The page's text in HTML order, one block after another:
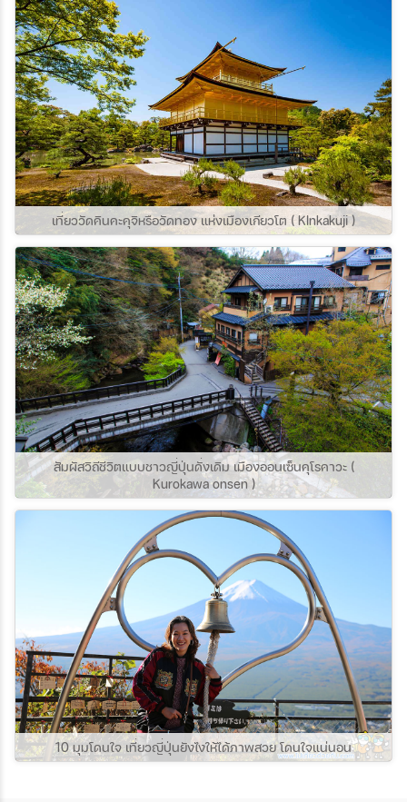
เที่ยววัดคินคะคุจิหรือวัดทอง แห่งเมืองเกียวโต ( KInkakuji )
สัมผัสวิถีชีวิตแบบชาวญี่ปุ่นดั่งเดิม เมืองออนเซ็นคุโรคาวะ (
Kurokawa onsen )
10 มุมโดนใจ เที่ยวญี่ปุ่นยังไงให้ได้ภาพสวย โดนใจแน่นอน